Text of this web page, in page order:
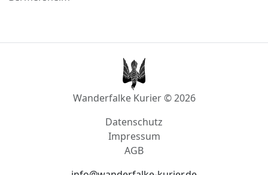
Datenschutz
Impressum